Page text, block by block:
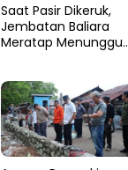
Saat Pasir Dikeruk,
Jembatan Baliara
Meratap Menunggu